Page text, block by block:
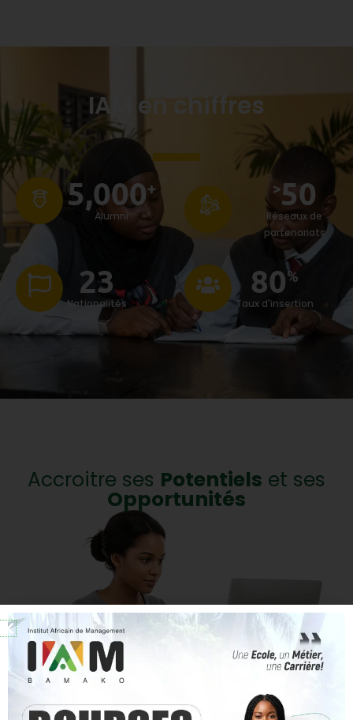
IAM en chiffres
5,000+
Alumni
>50
Réseaux de
partenariats
23
Nationalités
80%
Taux d'insertion
Accroitre ses Potentiels et ses
Opportunités